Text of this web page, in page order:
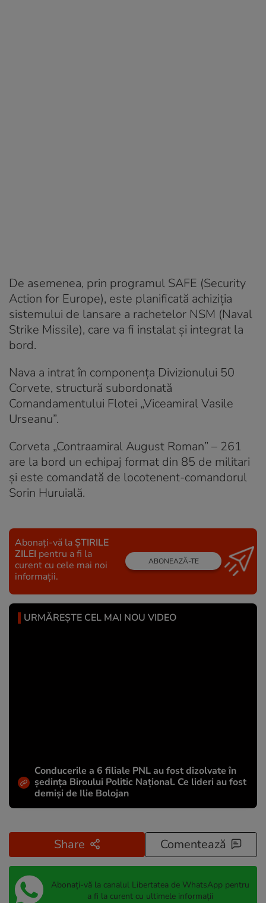
De asemenea, prin programul SAFE (Security
Action for Europe), este planificată achiziția
sistemului de lansare a rachetelor NSM (Naval
Strike Missile), care va fi instalat și integrat la
bord.
Nava a intrat în componența Divizionului 50
Corvete, structură subordonată
Comandamentului Flotei „Viceamiral Vasile
Urseanu”.
Corveta „Contraamiral August Roman” – 261
are la bord un echipaj format din 85 de militari
și este comandată de locotenent-comandorul
Sorin Huruială.
Abonați-vă la ȘTIRILE
ZILEI pentru a fi la
curent cu cele mai noi
informații.
ABONEAZĂ-TE
URMĂREȘTE CEL MAI NOU VIDEO
Conducerile a 6 filiale PNL au fost dizolvate în
ședința Biroului Politic Național. Ce lideri au fost
demiși de Ilie Bolojan
Share Comentează
Abonați-vă la canalul Libertatea de WhatsApp pentru
a fi la curent cu ultimele informații